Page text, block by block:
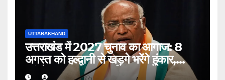
UTTARAKHAND
उत्तराखंड में 2027 चुनाव का आगाज: 8
अगस्त को हल्द्वानी से खड़गे भरेंगे हुंकार,
कांग्रेस का शक्ति प्रदर्शन